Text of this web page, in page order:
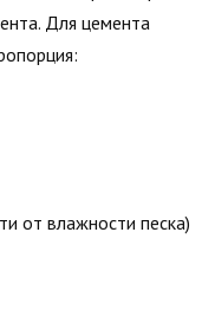
Для цемента
от влажности песка)